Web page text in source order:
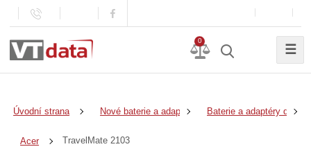
0
☰
Úvodní strana Nové baterie a adaptéry Baterie a adaptéry do
Acer TravelMate 2103